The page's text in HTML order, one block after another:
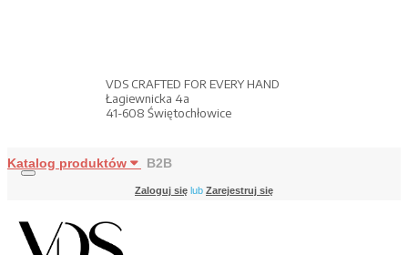
VDS CRAFTED FOR EVERY HAND
Łagiewnicka 4a
41-608 Świętochłowice
Katalog produktów B2B
Zaloguj się lub Zarejestruj się